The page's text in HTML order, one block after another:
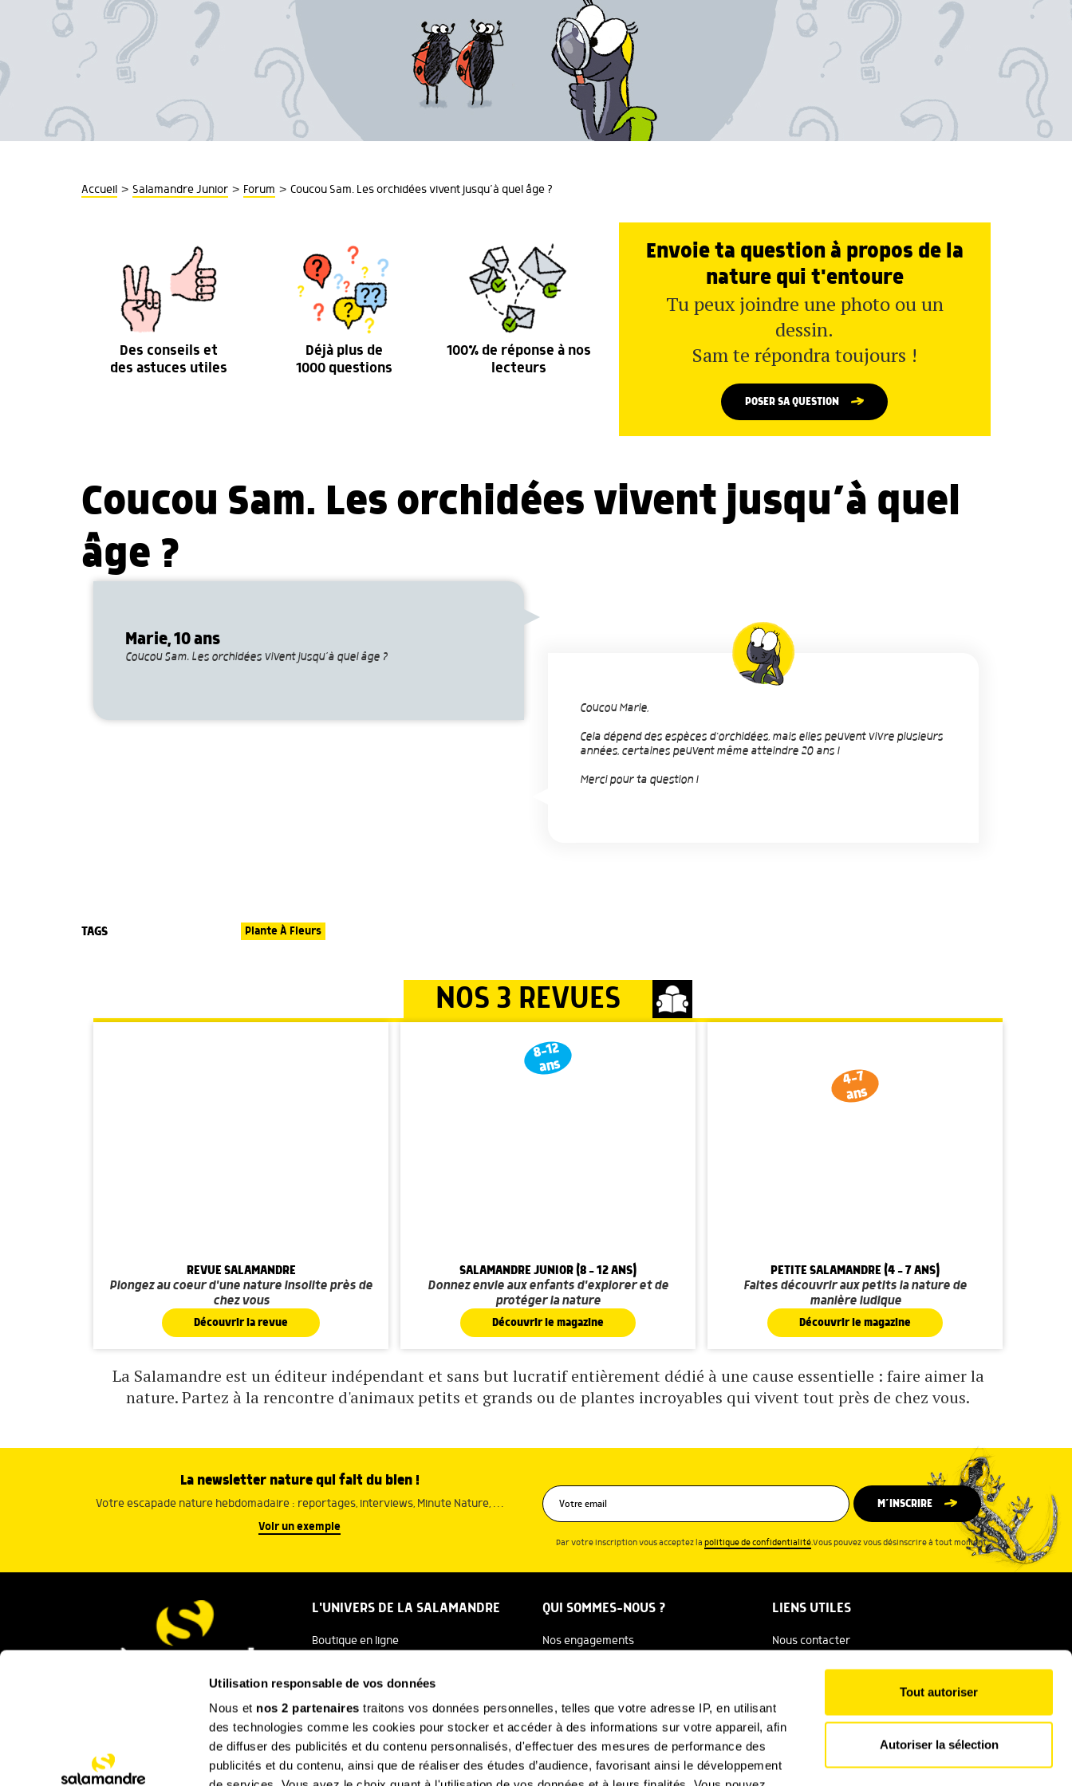
Utilisation responsable de vos données
Nous et nos 2 partenaires traitons vos données personnelles, telles que votre adresse IP, en utilisant
des technologies comme les cookies pour stocker et accéder à des informations sur votre appareil, afin
de diffuser des publicités et du contenu personnalisés, d'effectuer des mesures de performance des
publicités et du contenu, ainsi que de réaliser des études d’audience, favorisant ainsi le développement
Tout autoriser
Autoriser la sélection
Accueil > Salamandre Junior > Forum > Coucou Sam. Les orchidées vivent jusqu’à quel âge ?
Des conseils et
des astuces utiles
Déjà plus de
1000 questions
100% de réponse à nos
lecteurs
Envoie ta question à propos de la
nature qui t'entoure
Tu peux joindre une photo ou un
dessin.
Sam te répondra toujours !
POSER SA QUESTION
Coucou Sam. Les orchidées vivent jusqu’à quel
âge ?
Marie, 10 ans
Coucou Sam. Les orchidées vivent jusqu’à quel âge ?
Coucou Marie,
Cela dépend des espèces d'orchidées, mais elles peuvent vivre plusieurs
années, certaines peuvent même atteindre 20 ans !
Merci pour ta question !
TAGS Plante À Fleurs
NOS 3 REVUES
REVUE SALAMANDRE
Plongez au coeur d'une nature insolite près de
chez vous
Découvrir la revue
8-12
ans
SALAMANDRE JUNIOR (8 - 12 ANS)
Donnez envie aux enfants d'explorer et de
protéger la nature
Découvrir le magazine
4-7
ans
PETITE SALAMANDRE (4 - 7 ANS)
Faites découvrir aux petits la nature de
manière ludique
Découvrir le magazine
La Salamandre est un éditeur indépendant et sans but lucratif entièrement dédié à une cause essentielle : faire aimer la
nature. Partez à la rencontre d'animaux petits et grands ou de plantes incroyables qui vivent tout près de chez vous.
La newsletter nature qui fait du bien !
Votre escapade nature hebdomadaire : reportages, interviews, Minute Nature, …
Voir un exemple
M’INSCRIRE
Par votre inscription vous acceptez lapolitique de confidentialité.Vous pouvez vous désinscrire à tout moment.
L'UNIVERS DE LA SALAMANDRE
Boutique en ligne
Festival Salamandre
La Minute Nature
QUI SOMMES-NOUS ?
Nos engagements
L'équipe
Nous soutenir
LIENS UTILES
Nous contacter
Espace presse
Conditions générales d'utilisation
Politique de confidentialité